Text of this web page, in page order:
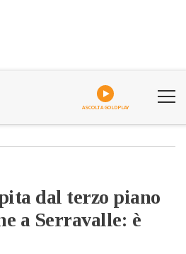
ASCOLTA GOLDPLAY
dal terzo piano
a Serravalle: è